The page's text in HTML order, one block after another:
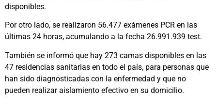
disponibles.
Por otro lado, se realizaron 56.477 exámenes PCR en las
últimas 24 horas, acumulando a la fecha 26.991.939 test.
También se informó que hay 273 camas disponibles en las
47 residencias sanitarias en todo el país, para personas que
han sido diagnosticadas con la enfermedad y que no
pueden realizar aislamiento efectivo en su domicilio.